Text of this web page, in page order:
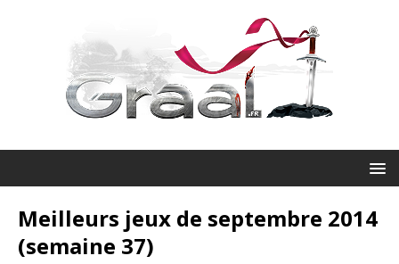
Meilleurs jeux de septembre 2014
(semaine 37)